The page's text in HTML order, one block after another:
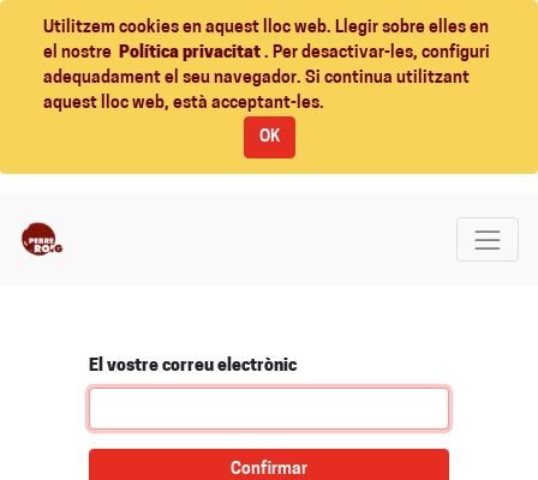
Utilitzem cookies en aquest lloc web. Llegir sobre elles en
el nostre Política privacitat . Per desactivar-les, configuri
adequadament el seu navegador. Si continua utilitzant
aquest lloc web, està acceptant-les.
OK
El vostre correu electrònic
Confirmar